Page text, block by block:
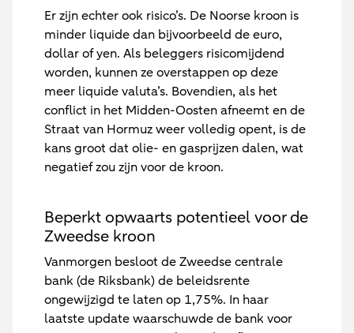
Er zijn echter ook risico’s. De Noorse kroon is
minder liquide dan bijvoorbeeld de euro,
dollar of yen. Als beleggers risicomijdend
worden, kunnen ze overstappen op deze
meer liquide valuta’s. Bovendien, als het
conflict in het Midden-Oosten afneemt en de
Straat van Hormuz weer volledig opent, is de
kans groot dat olie- en gasprijzen dalen, wat
negatief zou zijn voor de kroon.
Beperkt opwaarts potentieel voor de
Zweedse kroon
Vanmorgen besloot de Zweedse centrale
bank (de Riksbank) de beleidsrente
ongewijzigd te laten op 1,75%. In haar
laatste update waarschuwde de bank voor